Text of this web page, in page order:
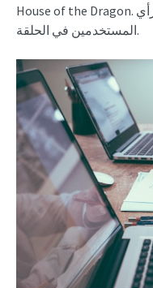
House of the Dragon. تتيح لك وظيفة البحث معرفة رأي
المستخدمين في الحلقة.